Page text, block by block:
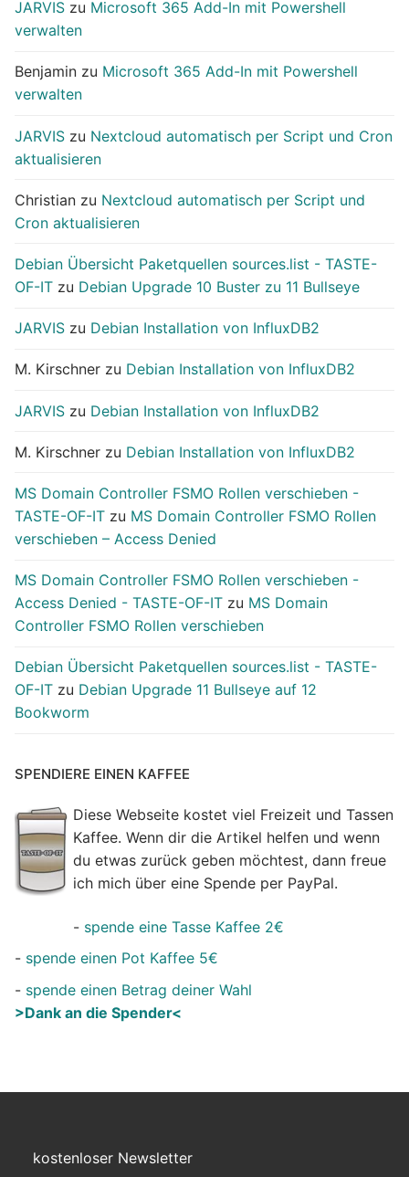
JARVIS zu Microsoft 365 Add-In mit Powershell
verwalten
Benjamin zu Microsoft 365 Add-In mit Powershell
verwalten
JARVIS zu Nextcloud automatisch per Script und Cron
aktualisieren
Christian zu Nextcloud automatisch per Script und
Cron aktualisieren
Debian Übersicht Paketquellen sources.list - TASTE-
OF-IT zu Debian Upgrade 10 Buster zu 11 Bullseye
JARVIS zu Debian Installation von InfluxDB2
M. Kirschner zu Debian Installation von InfluxDB2
JARVIS zu Debian Installation von InfluxDB2
M. Kirschner zu Debian Installation von InfluxDB2
MS Domain Controller FSMO Rollen verschieben -
TASTE-OF-IT zu MS Domain Controller FSMO Rollen
verschieben – Access Denied
MS Domain Controller FSMO Rollen verschieben -
Access Denied - TASTE-OF-IT zu MS Domain
Controller FSMO Rollen verschieben
Debian Übersicht Paketquellen sources.list - TASTE-
OF-IT zu Debian Upgrade 11 Bullseye auf 12
Bookworm
SPENDIERE EINEN KAFFEE
Diese Webseite kostet viel Freizeit und Tassen
Kaffee. Wenn dir die Artikel helfen und wenn
du etwas zurück geben möchtest, dann freue
ich mich über eine Spende per PayPal.
- spende eine Tasse Kaffee 2€
- spende einen Pot Kaffee 5€
- spende einen Betrag deiner Wahl
>Dank an die Spender<
kostenloser Newsletter